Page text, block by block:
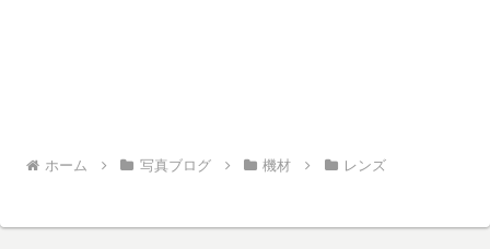
ホーム 写真ブログ 機材 レンズ